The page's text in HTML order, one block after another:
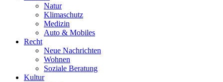
Natur
Klimaschutz
Medizin
Auto & Mobiles
Recht
Neue Nachrichten
Wohnen
Soziale Beratung
Kultur